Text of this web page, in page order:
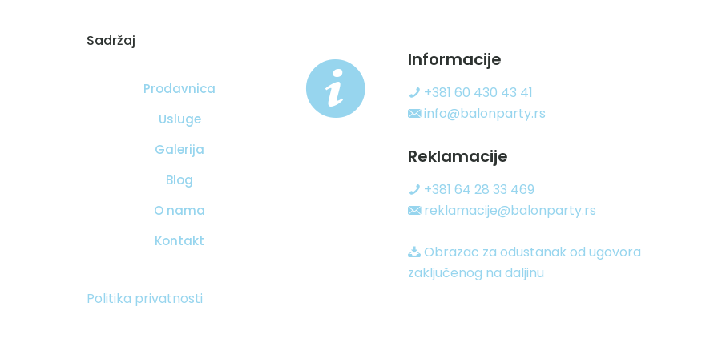
Sadržaj
Prodavnica
Usluge
Galerija
Blog
O nama
Kontakt
Politika privatnosti
Informacije
+381 60 430 43 41
info@balonparty.rs
Reklamacije
+381 64 28 33 469
reklamacije@balonparty.rs
Obrazac za odustanak od ugovora
zaključenog na daljinu